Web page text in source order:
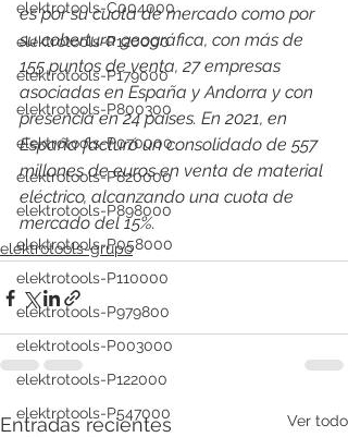
elektrotools-C004000
elektrotools-P120000
elektrotools-P179000
elektrotools-P800300
elektrotools-P070000
elektrotools-P820000
elektrotools-P898000
elektrotools-P058000
elektrotools-P110000
elektrotools-P979800
elektrotools-P003000
elektrotools-P122000
elektrotools-P547000
es por su cuota de mercado como por
su cobertura geográfica, con más de
155 puntos de venta, 27 empresas
asociadas en España y Andorra y con
presencia en 24 países. En 2021, en
España facturó un consolidado de 557
millones de euros en venta de material
eléctrico, alcanzando una cuota de
mercado del 15%.
elektrotools-grupo
Entradas recientes Ver todo